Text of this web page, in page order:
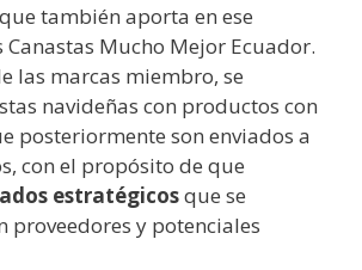
también aporta en ese
Canastas Mucho Mejor Ecuador.
las marcas miembro, se
navideñas con productos con
posteriormente son enviados a
con el propósito de que
estratégicosque se
proveedores y potenciales